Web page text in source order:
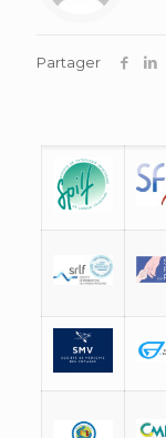
Partager